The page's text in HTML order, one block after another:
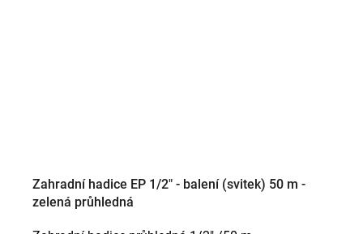
Zahradní hadice EP 1/2" - balení (svitek) 50 m -
zelená průhledná